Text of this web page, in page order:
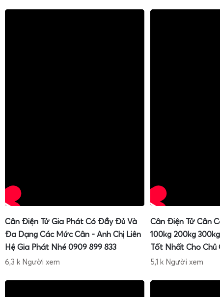
Cân Điện Tử Gia Phát Có Đầy Đủ Và
Đa Dạng Các Mức Cân - Anh Chị Liên
Hệ Gia Phát Nhé 0909 899 833
6,3 k Người xem
Cân Điện Tử Cân
100kg 200kg
Tốt Nhất Cho Chủ
5,1 k Người xem